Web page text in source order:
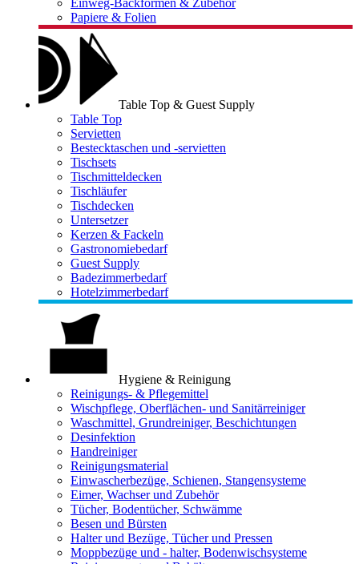
Einweg-Backformen & Zubehör
Papiere & Folien
Table Top & Guest Supply
Table Top
Servietten
Bestecktaschen und -servietten
Tischsets
Tischmitteldecken
Tischläufer
Tischdecken
Untersetzer
Kerzen & Fackeln
Gastronomiebedarf
Guest Supply
Badezimmerbedarf
Hotelzimmerbedarf
Hygiene & Reinigung
Reinigungs- & Pflegemittel
Wischpflege, Oberflächen- und Sanitärreiniger
Waschmittel, Grundreiniger, Beschichtungen
Desinfektion
Handreiniger
Reinigungsmaterial
Einwascherbezüge, Schienen, Stangensysteme
Eimer, Wachser und Zubehör
Tücher, Bodentücher, Schwämme
Besen und Bürsten
Halter und Bezüge, Tücher und Pressen
Moppbezüge und - halter, Bodenwischsysteme